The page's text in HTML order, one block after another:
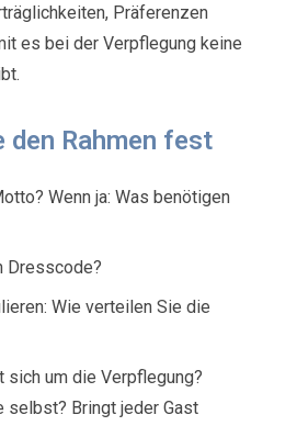
Präferenzen
es bei der Verpflegung keine
den Rahmen fest
Wenn ja: Was benötigen
Dresscode?
Wie verteilen Sie die
sich um die Verpflegung?
selbst? Bringt jeder Gast